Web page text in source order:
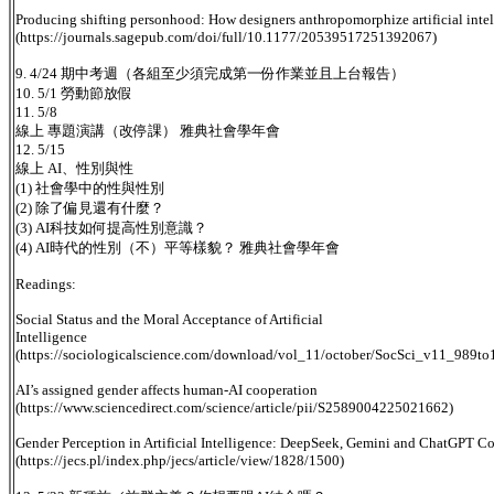
Producing shifting personhood: How designers anthropomorphize artificial
(https://journals.sagepub.com/doi/full/10.1177/20539517251392067)
9. 4/24 期中考週（各組至少須完成第一份作業並且上台報告）
10. 5/1 勞動節放假
11. 5/8
線上 專題演講（改停課） 雅典社會學年會
12. 5/15
線上 AI、性別與性
(1) 社會學中的性與性別
(2) 除了偏見還有什麼？
(3) AI科技如何提高性別意識？
(4) AI時代的性別（不）平等樣貌？ 雅典社會學年會
Readings:
Social Status and the Moral Acceptance of Artificial
Intelligence
(https://sociologicalscience.com/download/vol_11/october/
AI’s assigned gender affects human-AI cooperation
(https://www.sciencedirect.com/science/article/pii/S2589004225021662)
Gender Perception in Artificial Intelligence: DeepSeek, Gemini and ChatGPT
(https://jecs.pl/index.php/jecs/article/view/1828/1500)